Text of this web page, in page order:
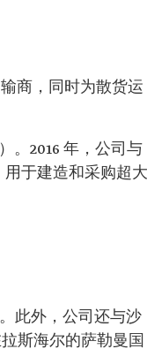
商，同时为散货运
。2016 年，公司与
用于建造和采购超大
此外，公司还与沙
斯海尔的萨勒曼国